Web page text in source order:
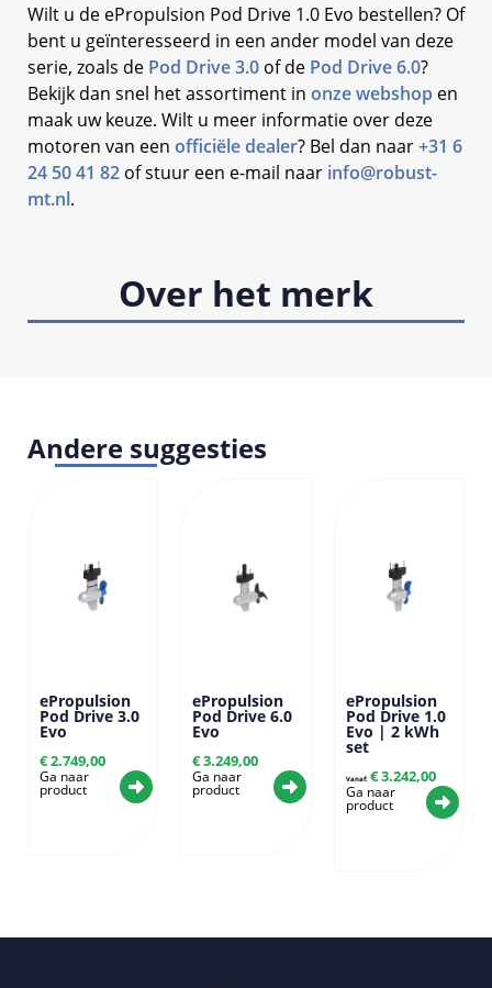
Over het merk
Wilt u de ePropulsion Pod Drive 1.0 Evo bestellen? Of
bent u geïnteresseerd in een ander model van deze
serie, zoals de Pod Drive 3.0 of de Pod Drive 6.0?
Bekijk dan snel het assortiment in onze webshop en
maak uw keuze. Wilt u meer informatie over deze
motoren van een officiële dealer? Bel dan naar+31 6
24 50 41 82 of stuur een e-mail naar info@robust-
mt.nl.
Andere suggesties
ePropulsion
Pod Drive 3.0
Evo
€2.749,00
Ga naar
product
ePropulsion
Pod Drive 6.0
Evo
€3.249,00
Ga naar
product
ePropulsion
Pod Drive 1.0
Evo | 2 kWh
set
Vanaf: €3.242,00
Ga naar
product